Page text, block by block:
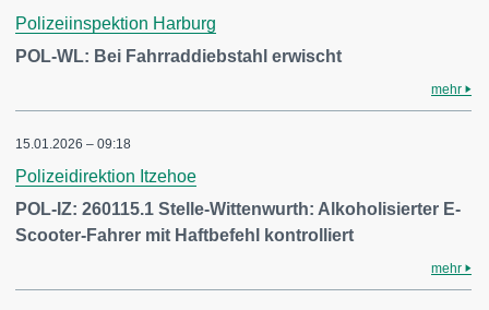
Polizeiinspektion Harburg
POL-WL: Bei Fahrraddiebstahl erwischt
mehr
15.01.2026 – 09:18
Polizeidirektion Itzehoe
POL-IZ: 260115.1 Stelle-Wittenwurth: Alkoholisierter E-
Scooter-Fahrer mit Haftbefehl kontrolliert
mehr